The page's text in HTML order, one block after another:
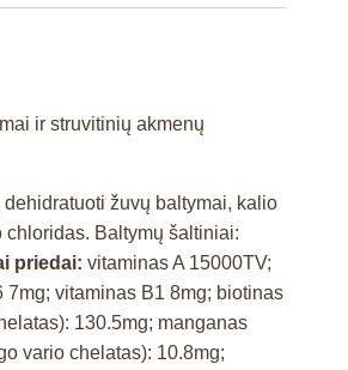
ir struvitinių akmenų
žuvų baltymai, kalio
Baltymų šaltiniai:
priedai: vitaminas A 15000TV;
vitaminas B1 8mg; biotinas
130.5mg; manganas
vario chelatas): 10.8mg;